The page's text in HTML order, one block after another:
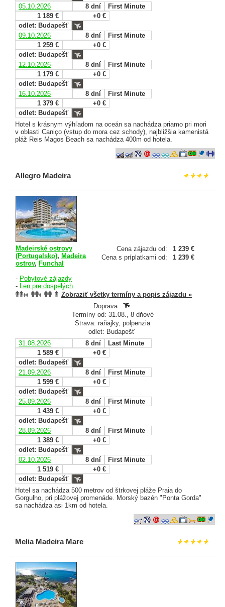
05.10.2026 8 dní
First Minute
1 189 €
+0 €
odlet: Budapešť
09.10.2026
8 dní
First Minute
1 259 €
+0 €
odlet: Budapešť
12.10.2026
8 dní
First Minute
1 179 €
+0 €
odlet: Budapešť
16.10.2026
8 dní
First Minute
1 379 €
+0 €
odlet: Budapešť
Hotel s krásnym výhľadom na oceán sa nachádza priamo pri mori
v oblasti Caniço (vstup do mora cez schody), najbližšia kamenistá
pláž Reis Magos Beach sa nachádza 400m od hotela.
Allegro Madeira
Cena zájazdu od:
1 239 €
Cena s príplatkami od:
1 239 €
Madeirské ostrovy
(Portugalsko), Madeira
ostrov, Funchal
- Pobytové zájazdy
- Len pre dospelých
Zobraziť všetky termíny a popis zájazdu »
Doprava:
Termíny od: 31.08., 8 dňové
Strava: raňajky, polpenzia
odlet: Budapešť
31.08.2026
8 dní
Last Minute
1 589 €
+0 €
odlet: Budapešť
21.09.2026
8 dní
First Minute
1 599 €
+0 €
odlet: Budapešť
25.09.2026
8 dní
First Minute
1 439 €
+0 €
odlet: Budapešť
28.09.2026
8 dní
First Minute
1 389 €
+0 €
odlet: Budapešť
02.10.2026
8 dní
First Minute
1 519 €
+0 €
odlet: Budapešť
Hotel sa nachádza 500 metrov od štrkovej pláže Praia do
Gorgulho, pri plážovej promenáde. Morský bazén "Ponta Gorda"
sa nachádza asi 1km od hotela.
Melia Madeira Mare